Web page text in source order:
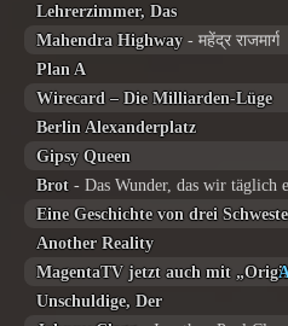
Lehrerzimmer, Das
Mahendra Highway- महेंद्र राजमार्ग
Plan A
Wirecard – Die Milliarden-Lüge
Berlin Alexanderplatz
Gipsy Queen
Brot - Das Wunder, das wir täglich
Eine Geschichte von drei
Another Reality
MagentaTV jetzt auch mit
Unschuldige, Der